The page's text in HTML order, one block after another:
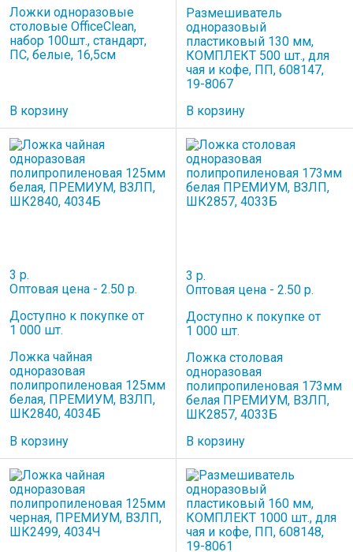
Ложки одноразовые
столовые OfficeClean,
набор 100шт., стандарт,
ПС, белые, 16,5см
В корзину
Размешиватель
одноразовый
пластиковый 130 мм,
КОМПЛЕКТ 500 шт., для
чая и кофе, ПП, 608147,
19-8067
В корзину
3 р.
Оптовая цена - 2.50 р.
Доступно к покупке от
1 000 шт.
Ложка чайная
одноразовая
полипропиленовая 125мм
белая, ПРЕМИУМ, ВЗЛП,
ШК2840, 4034Б
В корзину
3 р.
Оптовая цена - 2.50 р.
Доступно к покупке от
1 000 шт.
Ложка столовая
одноразовая
полипропиленовая 173мм
белая ПРЕМИУМ, ВЗЛП,
ШК2857, 4033Б
В корзину